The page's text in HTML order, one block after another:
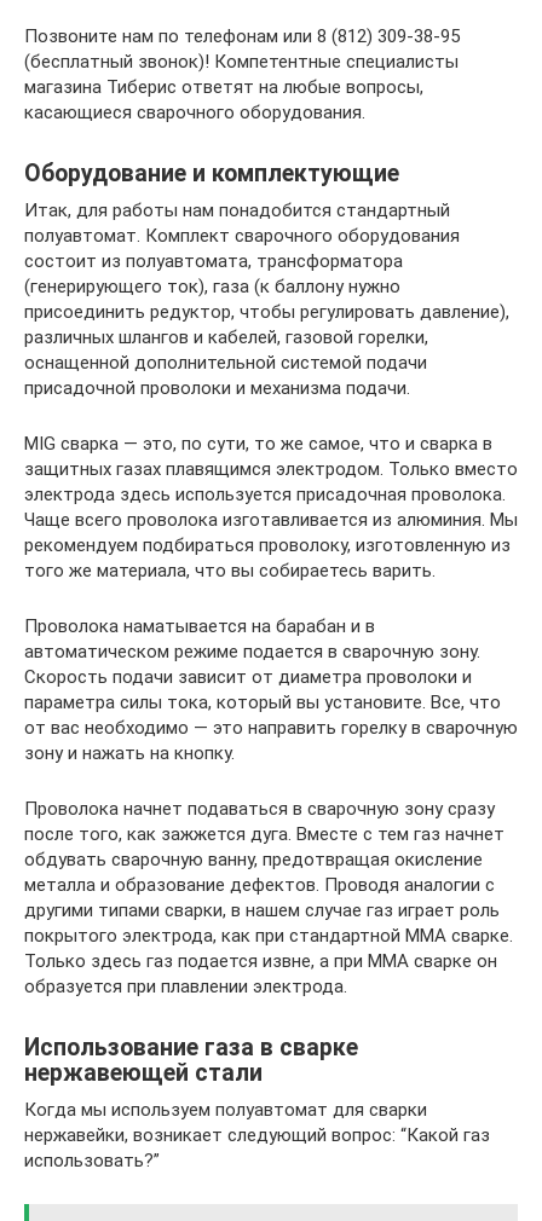
Позвоните нам по телефонам или 8 (812) 309-38-95
(бесплатный звонок)! Компетентные специалисты
магазина Тиберис ответят на любые вопросы,
касающиеся сварочного оборудования.
Оборудование и комплектующие
Итак, для работы нам понадобится стандартный
полуавтомат. Комплект сварочного оборудования
состоит из полуавтомата, трансформатора
(генерирующего ток), газа (к баллону нужно
присоединить редуктор, чтобы регулировать давление),
различных шлангов и кабелей, газовой горелки,
оснащенной дополнительной системой подачи
присадочной проволоки и механизма подачи.
MIG сварка — это, по сути, то же самое, что и сварка в
защитных газах плавящимся электродом. Только вместо
электрода здесь используется присадочная проволока.
Чаще всего проволока изготавливается из алюминия. Мы
рекомендуем подбираться проволоку, изготовленную из
того же материала, что вы собираетесь варить.
Проволока наматывается на барабан и в
автоматическом режиме подается в сварочную зону.
Скорость подачи зависит от диаметра проволоки и
параметра силы тока, который вы установите. Все, что
от вас необходимо — это направить горелку в сварочную
зону и нажать на кнопку.
Проволока начнет подаваться в сварочную зону сразу
после того, как зажжется дуга. Вместе с тем газ начнет
обдувать сварочную ванну, предотвращая окисление
металла и образование дефектов. Проводя аналогии с
другими типами сварки, в нашем случае газ играет роль
покрытого электрода, как при стандартной MMA сварке.
Только здесь газ подается извне, а при ММА сварке он
образуется при плавлении электрода.
Использование газа в сварке
нержавеющей стали
Когда мы используем полуавтомат для сварки
нержавейки, возникает следующий вопрос: “Какой газ
использовать?”